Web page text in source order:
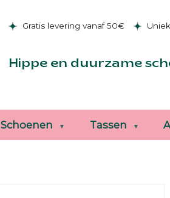
Gratis levering vanaf 50€
Hippe en duurzame
Schoenen Tassen